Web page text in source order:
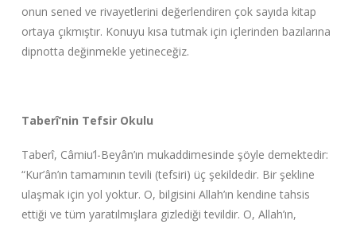
onun sened ve rivayetlerini değerlendiren çok sayıda kitap
ortaya çıkmıştır. Konuyu kısa tutmak için içlerinden bazılarına
dipnotta değinmekle yetineceğiz.
Taberî’nin Tefsir Okulu
Taberî, Câmiu’l-Beyân’ın mukaddimesinde şöyle demektedir:
“Kur’ân’ın tamamının tevili (tefsiri) üç şekildedir. Bir şekline
ulaşmak için yol yoktur. O, bilgisini Allah’ın kendine tahsis
ettiği ve tüm yaratılmışlara gizlediği tevildir. O, Allah’ın,